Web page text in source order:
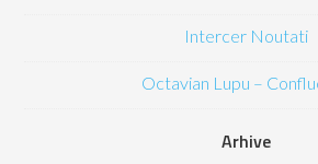
Intercer Noutati
Octavian Lupu –
Arhive